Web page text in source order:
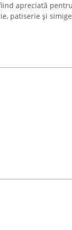
apreciată
patiserie și